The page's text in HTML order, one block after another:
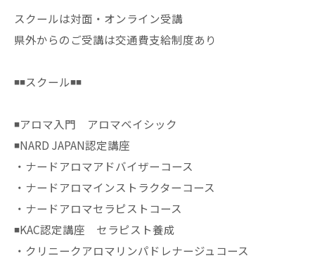
スクールは対面・オンライン受講
県外からのご受講は交通費支給制度あり
◾️◾️スクール◾️◾️
◾️アロマ入門 アロマベイシック
◾️NARD JAPAN認定講座
・ナードアロマアドバイザーコース
・ナードアロマインストラクターコース
・ナードアロマセラピストコース
◾️KAC認定講座 セラピスト養成
・クリニークアロマリンパドレナージュコース